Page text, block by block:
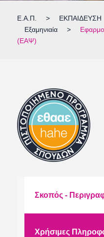
Ε.Α.Π. > ΕΚΠΑΙΔΕΥΣΗ
Εξαμηνιαία
>
(ΕΑΨ)
Σκοπός -
Χρήσιμες